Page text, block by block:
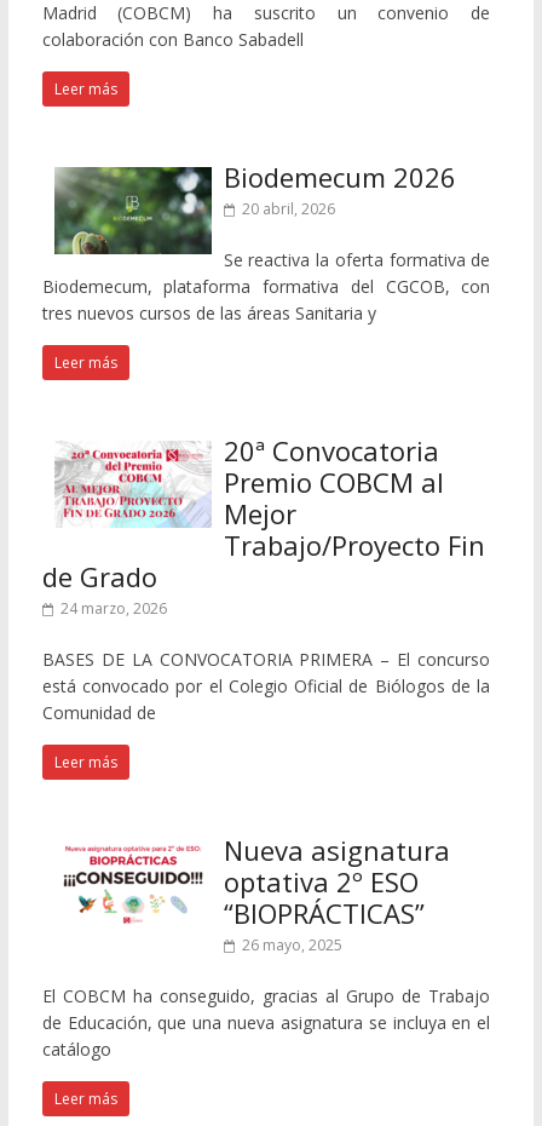
Madrid (COBCM) ha suscrito un convenio de
colaboración con Banco Sabadell
Leer más
Biodemecum 2026
20 abril, 2026
Se reactiva la oferta formativa de
Biodemecum, plataforma formativa del CGCOB, con
tres nuevos cursos de las áreas Sanitaria y
Leer más
20ª Convocatoria
Premio COBCM al
Mejor
Trabajo/Proyecto Fin
de Grado
24 marzo, 2026
BASES DE LA CONVOCATORIA PRIMERA – El concurso
está convocado por el Colegio Oficial de Biólogos de la
Comunidad de
Leer más
Nueva asignatura
optativa 2º ESO
“BIOPRÁCTICAS”
26 mayo, 2025
El COBCM ha conseguido, gracias al Grupo de Trabajo
de Educación, que una nueva asignatura se incluya en el
catálogo
Leer más